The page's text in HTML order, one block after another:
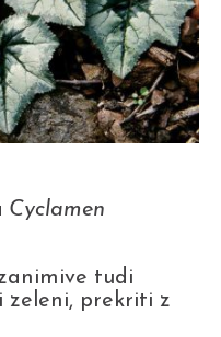
Cyclamen
tudi
zeleni, prekriti z